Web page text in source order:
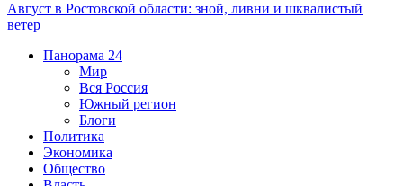
Август в Ростовской области: зной, ливни и шквалистый
ветер
Панорама 24
Мир
Вся Россия
Южный регион
Блоги
Политика
Экономика
Общество